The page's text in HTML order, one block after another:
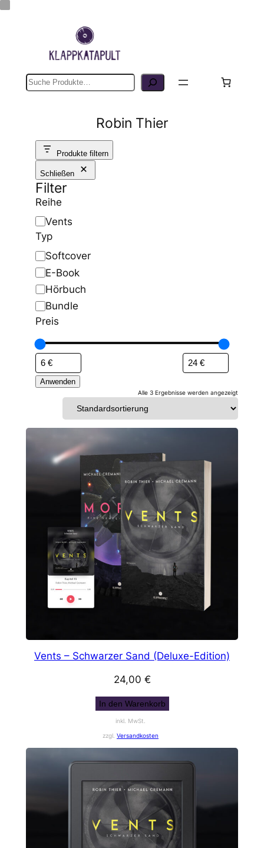
Suche
Robin Thier
Produkte filtern
Schließen
Filter
Reihe
R
e
i
h
e
Vents
Typ
T
y
p
Softcover
E-Book
Hörbuch
Bundle
Preis
Anwenden
Alle 3 Ergebnisse werden angezeigt
Vents – Schwarzer Sand (Deluxe-Edition)
24,00 €
In den Warenkorb
inkl. MwSt.
zzgl. Versandkosten